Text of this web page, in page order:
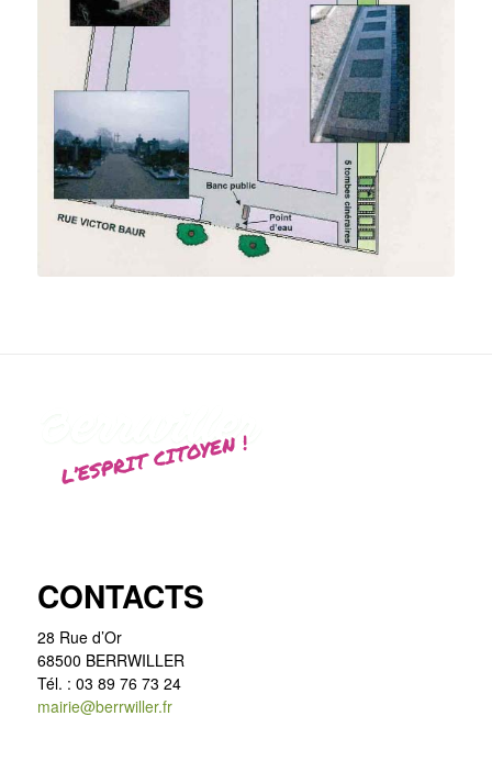
CONTACTS
28 Rue d’Or
68500 BERRWILLER
Tél. : 03 89 76 73 24
mairie@berrwiller.fr